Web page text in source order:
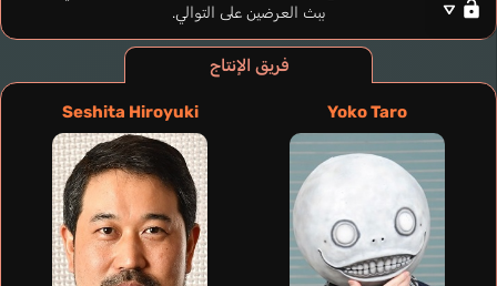
ببث العرضين على التوالي.
فريق الإنتاج
Yoko Taro
Seshita Hiroyuki